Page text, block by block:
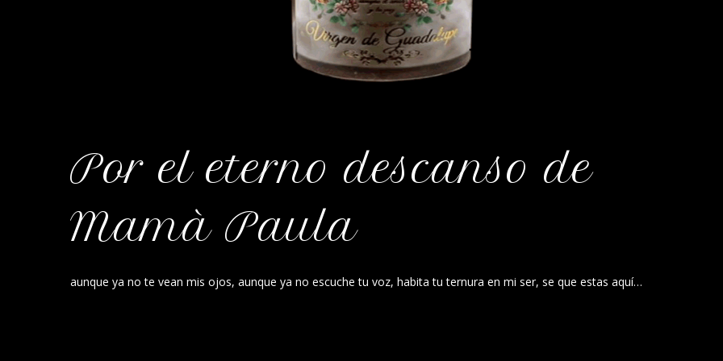
Por el eterno descanso de
Mamà Paula
aunque ya no te vean mis ojos, aunque ya no escuche tu voz, habita tu ternura en mi ser, se que estas aquí…